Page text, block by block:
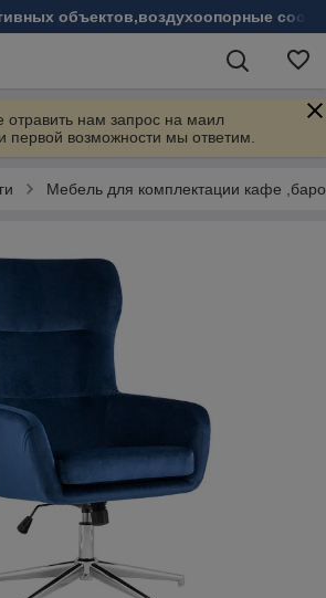
объектов,воздухоопорные
нам запрос на маил
первой возможности мы ответим.
Мебель для комплектации кафе